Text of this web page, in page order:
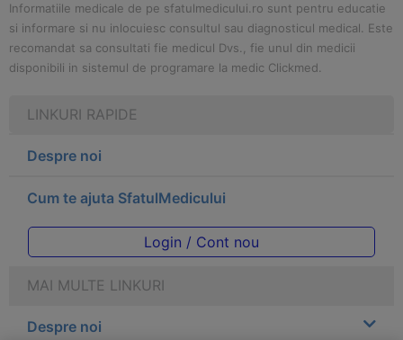
Informatiile medicale de pe sfatulmedicului.ro sunt pentru educatie
si informare si nu inlocuiesc consultul sau diagnosticul medical. Este
recomandat sa consultati fie medicul Dvs., fie unul din medicii
disponibili in sistemul de programare la medic Clickmed.
LINKURI RAPIDE
Despre noi
Cum te ajuta SfatulMedicului
Login / Cont nou
MAI MULTE LINKURI
Despre noi